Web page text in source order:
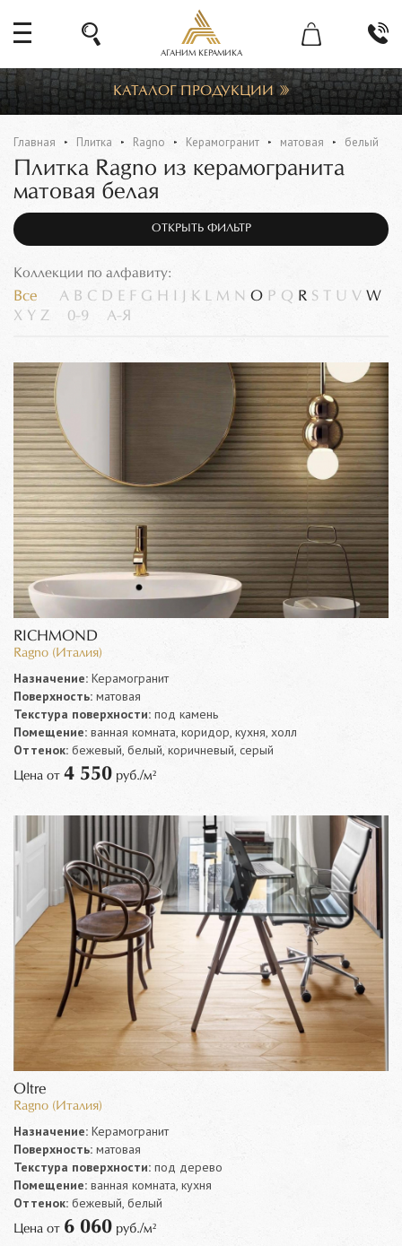
АГАНИМ КЕРАМИКА
КАТАЛОГ ПРОДУКЦИИ
Главная Плитка Ragno Керамогранит матовая белый
Плитка Ragno из керамогранита
матовая белая
ОТКРЫТЬ ФИЛЬТР
Коллекции по алфавиту:
Все A B C D E F G H K L M N O P Q R S U V W
X Y Z 0-9 А-Я
RICHMOND
Ragno (Италия)
Назначение: Керамогранит
Поверхность: матовая
Текстура поверхности: под камень
Помещение: ванная комната, коридор, кухня, холл
Оттенок: бежевый, белый, коричневый, серый
Цена от 4 550 руб./м²
Oltre
Ragno (Италия)
Назначение: Керамогранит
Поверхность: матовая
Текстура поверхности: под дерево
Помещение: ванная комната, кухня
Оттенок: бежевый, белый
Цена от 6 060 руб./м²